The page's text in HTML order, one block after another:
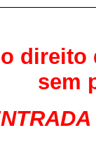
direito
sem